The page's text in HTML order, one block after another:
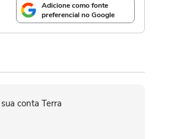
Adicione como fonte
preferencial no Google
conta Terra